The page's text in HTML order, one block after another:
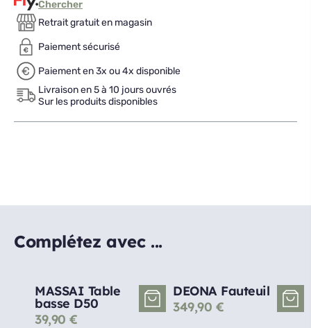
Chercher
Retrait gratuit en magasin
Paiement sécurisé
Paiement en 3x ou 4x disponible
Livraison en 5 à 10 jours ouvrés
Sur les produits disponibles
Complétez avec ...
MASSAI Table
basse D50
39,90 €
DEONA Fauteuil
349,90 €